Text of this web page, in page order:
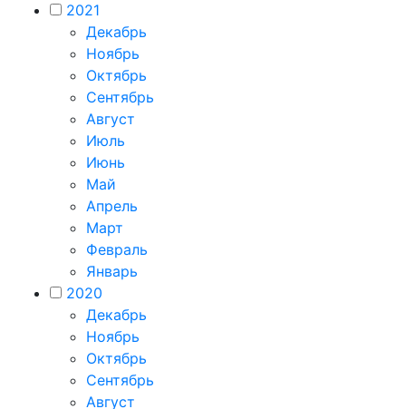
2021
Декабрь
Ноябрь
Октябрь
Сентябрь
Август
Июль
Июнь
Май
Апрель
Март
Февраль
Январь
2020
Декабрь
Ноябрь
Октябрь
Сентябрь
Август